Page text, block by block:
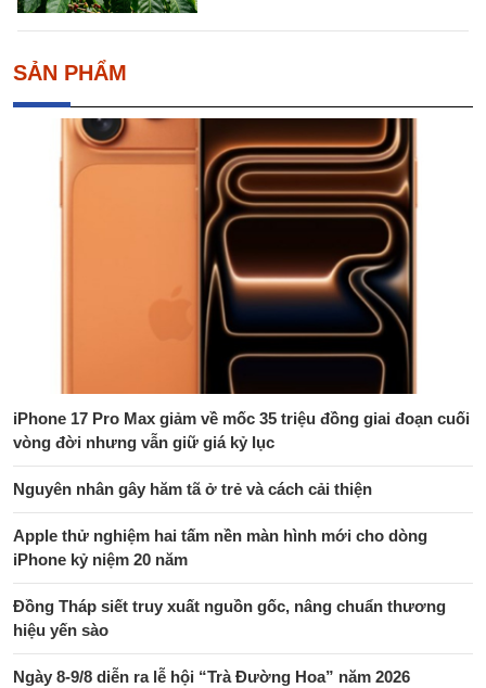
SẢN PHẨM
iPhone 17 Pro Max giảm về mốc 35 triệu đồng giai đoạn cuối
vòng đời nhưng vẫn giữ giá kỷ lục
Nguyên nhân gây hăm tã ở trẻ và cách cải thiện
Apple thử nghiệm hai tấm nền màn hình mới cho dòng
iPhone kỷ niệm 20 năm
Đồng Tháp siết truy xuất nguồn gốc, nâng chuẩn thương
hiệu yến sào
Ngày 8-9/8 diễn ra lễ hội “Trà Đường Hoa” năm 2026